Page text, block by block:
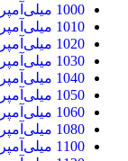
1000 میلی‌آمپرساعت
1010 میلی‌آمپرساعت
1020 میلی‌آمپرساعت
1030 میلی‌آمپرساعت
1040 میلی‌آمپرساعت
1050 میلی‌آمپرساعت
1060 میلی‌آمپرساعت
1080 میلی‌آمپرساعت
1100 میلی‌آمپرساعت